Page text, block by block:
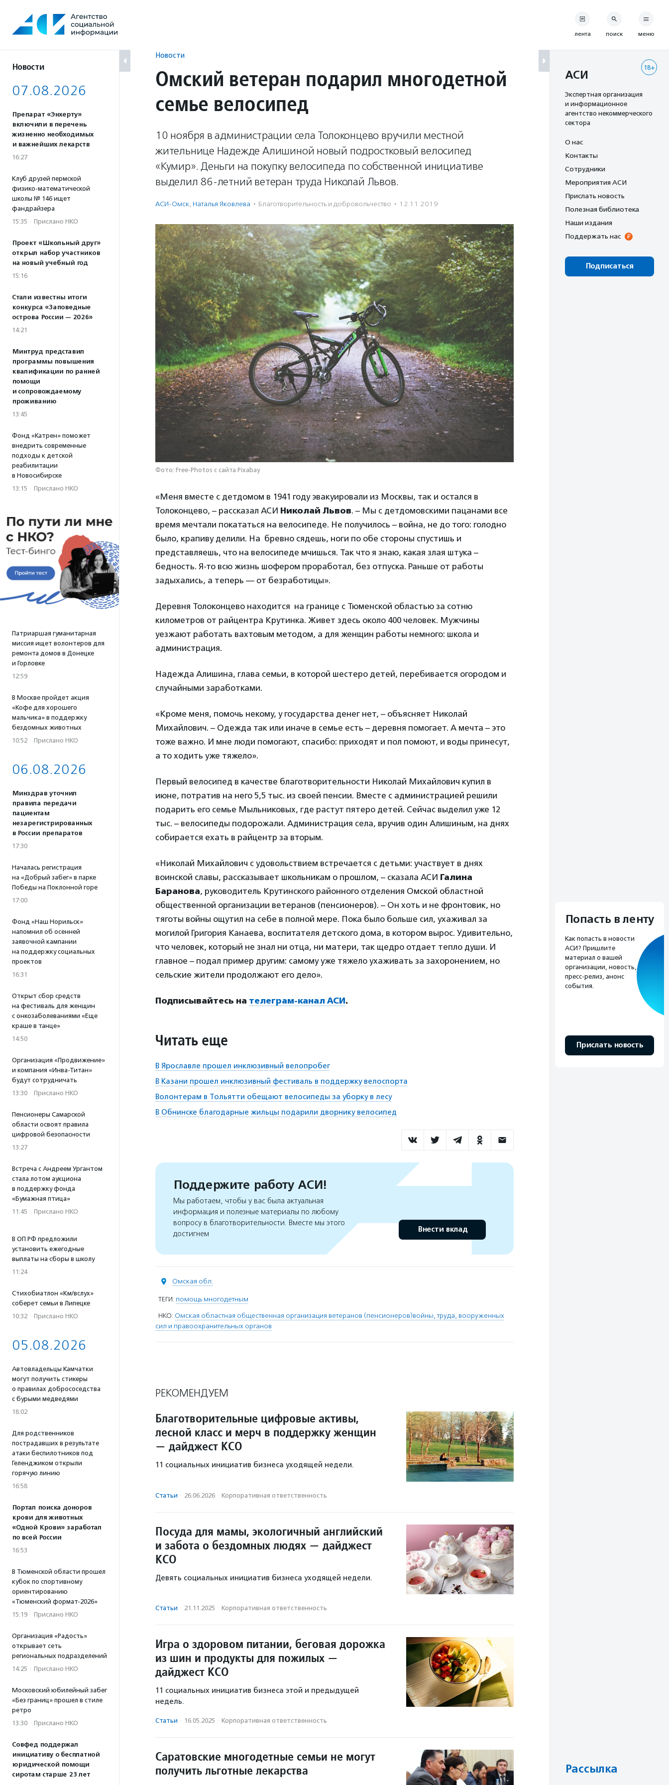
содержанию
Новости
07.08.2026
Препарат «Энхерту»
включили в перечень
жизненно необходимых
и важнейших лекарств
16:27
Клуб друзей пермской
физико-математической
школы № 146 ищет
фандрайзера
15:35 · Прислано НКО
Проект «Школьный друг»
открыл набор участников
на новый учебный год
15:16
Стали известны итоги
конкурса «Заповедные
острова России — 2026»
14:21
Минтруд представил
программы повышения
квалификации по ранней
помощи
и сопровождаемому
проживанию
13:45
Фонд «Катрен» поможет
внедрить современные
подходы к детской
реабилитации
в Новосибирске
13:15 · Прислано НКО
Патриаршая гуманитарная
миссия ищет волонтеров для
ремонта домов в Донецке
и Горловке
12:59
В Москве пройдет акция
«Кофе для хорошего
мальчика» в поддержку
бездомных животных
10:52 · Прислано НКО
06.08.2026
Минздрав уточнил
правила передачи
пациентам
незарегистрированных
в России препаратов
17:30
Началась регистрация
на «Добрый забег» в парке
Победы на Поклонной горе
17:00
Фонд «Наш Норильск»
напомнил об осенней
заявочной кампании
на поддержку социальных
проектов
16:31
Открыт сбор средств
на фестиваль для женщин
с онкозаболеваниями «Еще
краше в танце»
14:50
Организация «Продвижение»
и компания «Инва-Титан»
будут сотрудничать
13:30 · Прислано НКО
Пенсионеры Самарской
области освоят правила
цифровой безопасности
13:27
Встреча с Андреем Ургантом
стала лотом аукциона
в поддержку фонда
«Бумажная птица»
11:45 · Прислано НКО
В ОП РФ предложили
установить ежегодные
выплаты на сборы в школу
11:24
Стихобиатлон «Км/вслух»
соберет семьи в Липецке
10:32 · Прислано НКО
05.08.2026
Автовладельцы Камчатки
могут получить стикеры
о правилах добрососедства
с бурыми медведями
18:02
Для родственников
пострадавших в результате
атаки беспилотников под
Геленджиком открыли
горячую линию
16:58
Портал поиска доноров
крови для животных
«Одной Крови» заработал
по всей России
16:53
В Тюменской области прошел
кубок по спортивному
ориентированию
«Тюменский формат-2026»
15:19 · Прислано НКО
Организация «Радость»
открывает сеть
региональных подразделений
14:25 · Прислано НКО
Московский юбилейный забег
«Без границ» прошел в стиле
ретро
13:30 · Прислано НКО
Совфед поддержал
инициативу о бесплатной
юридической помощи
сиротам старше 23 лет
Новости
Омский ветеран подарил многодетной
семье велосипед
10 ноября в администрации села Толоконцево вручили местной
жительнице Надежде Алишиной новый подростковый велосипед
«Кумир». Деньги на покупку велосипеда по собственной инициативе
выделил 86-летний ветеран труда Николай Львов.
АСИ-Омск, Наталья Яковлева · Благотвори­тель­ность и доброволь­чест­во · 12.11.2019
Фото: Free-Photos с сайта Pixabay
«Меня вместе с детдомом в 1941 году эвакуировали из Москвы, так и остался в
Толоконцево, – рассказал АСИ Николай Львов. – Мы с детдомовскими пацанами все
время мечтали покататься на велосипеде. Не получилось – война, не до того: голодно
было, крапиву делили. На бревно сядешь, ноги по обе стороны спустишь и
представляешь, что на велосипеде мчишься. Так что я знаю, какая злая штука –
бедность. Я-то всю жизнь шофером проработал, без отпуска. Раньше от работы
задыхались, а теперь — от безработицы».
Деревня Толоконцево находится на границе с Тюменской областью за сотню
километров от райцентра Крутинка. Живет здесь около 400 человек. Мужчины
уезжают работать вахтовым методом, а для женщин работы немного: школа и
администрация.
Надежда Алишина, глава семьи, в которой шестеро детей, перебивается огородом и
случайными заработками.
«Кроме меня, помочь некому, у государства денег нет, – объясняет Николай
Михайлович. – Одежда так или иначе в семье есть – деревня помогает. А мечта – это
тоже важно. И мне люди помогают, спасибо: приходят и пол помоют, и воды принесут,
а то ходить уже тяжело».
Первый велосипед в качестве благотворительности Николай Михайлович купил в
июне, потратив на него 5,5 тыс. из своей пенсии. Вместе с администрацией решили
подарить его семье Мыльниковых, где растут пятеро детей. Сейчас выделил уже 12
тыс. – велосипеды подорожали. Администрация села, вручив один Алишиным, на днях
собирается ехать в райцентр за вторым.
«Николай Михайлович с удовольствием встречается с детьми: участвует в днях
воинской славы, рассказывает школьникам о прошлом, – сказала АСИ Галина
Баранова, руководитель Крутинского районного отделения Омской областной
общественной организации ветеранов (пенсионеров). – Он хоть и не фронтовик, но
тяготы войны ощутил на себе в полной мере. Пока было больше сил, ухаживал за
могилой Григория Канаева, воспитателя детского дома, в котором вырос. Удивительно,
что человек, который не знал ни отца, ни матери, так щедро отдает тепло души. И
главное – подал пример другим: самому уже тяжело ухаживать за захоронением, но
сельские жители продолжают его дело».
Подписывайтесь на телеграм-канал АСИ.
Читать еще
В Ярославле прошел инклюзивный велопробег
В Казани прошел инклюзивный фестиваль в поддержку велоспорта
Волонтерам в Тольятти обещают велосипеды за уборку в лесу
В Обнинске благодарные жильцы подарили дворнику велосипед
Поддержите работу АСИ!
Мы работаем, чтобы у вас была актуальная
информация и полезные материалы по любому
вопросу в благотворительности. Вместе мы этого
достигнем
Внести вклад
Омская обл.
ТЕГИ: помощь многодетным
НКО: Омская областная общественная организация ветеранов (пенсионеров)войны, труда, вооруженных
сил и правоохранительных органов
РЕКОМЕНДУЕМ
Благотворительные цифровые активы,
лесной класс и мерч в поддержку женщин
— дайджест КСО
11 социальных инициатив бизнеса уходящей недели.
Статьи · 26.06.2026 · Корпоративная ответственность
Посуда для мамы, экологичный английский
и забота о бездомных людях — дайджест
КСО
Девять социальных инициатив бизнеса уходящей недели.
Статьи · 21.11.2025 · Корпоративная ответственность
Игра о здоровом питании, беговая дорожка
из шин и продукты для пожилых —
дайджест КСО
11 социальных инициатив бизнеса этой и предыдущей
недель.
Статьи · 16.05.2025 · Корпоративная ответственность
Саратовские многодетные семьи не могут
получить льготные лекарства
лента поиск меню
18+
АСИ
Экспертная организация
и информационное
агентство некоммерческого
сектора
О нас
Контакты
Сотрудники
Мероприятия АСИ
Прислать новость
Полезная библиотека
Наши издания
Поддержать нас
Подписаться
Попасть в ленту
Как попасть в новости
АСИ? Пришлите
материал о вашей
организации, новость,
пресс-релиз, анонс
события.
Прислать новость
Рассылка